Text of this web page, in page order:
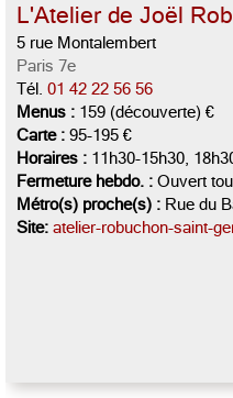
L'Atelier de Joël
5 rue Montalembert
Paris 7e
Tél. 01 42 22 56 56
Menus : 159 (découverte) €
Carte : 95-195 €
Horaires : 11h30-15h30,
Fermeture hebdo. : Ouvert
Métro(s) proche(s) : Rue du
Site: atelier-robuchon-saint-